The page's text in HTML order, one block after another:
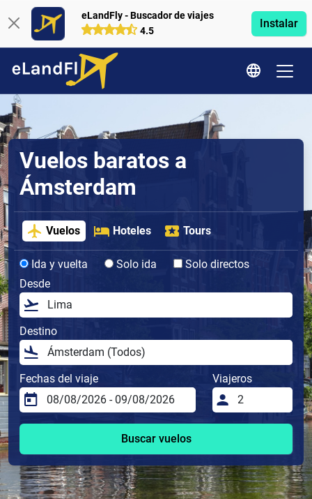
eLandFly - Buscador de viajes
4.5
Instalar
Vuelos baratos a
Ámsterdam
Vuelos Hoteles Tours
Ida y vuelta Solo ida
Solo directos
Desde
Destino
Fechas del viaje Viajeros
Buscar vuelos